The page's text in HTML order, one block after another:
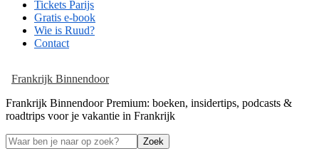
Tickets Parijs
Gratis e-book
Wie is Ruud?
Contact
Frankrijk Binnendoor
Frankrijk Binnendoor Premium: boeken, insidertips, podcasts &
roadtrips voor je vakantie in Frankrijk
Waar
ben